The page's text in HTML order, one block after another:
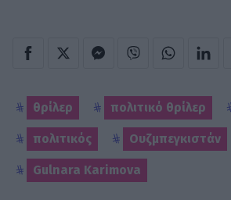
θρίλερ πολιτικό θρίλερ
πολιτικός Ουζμπεγκιστάν
Gulnara Karimova